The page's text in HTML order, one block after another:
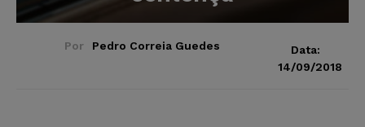
Por Pedro Correia Guedes
Data:
14/09/2018